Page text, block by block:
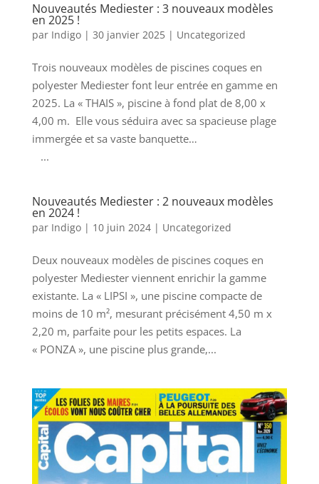
Nouveautés Mediester : 3 nouveaux modèles
en 2025 !
par Indigo| 30 janvier 2025| Uncategorized
Trois nouveaux modèles de piscines coques en
polyester Mediester font leur entrée en gamme en
2025. La « THAIS », piscine à fond plat de 8,00 x
4,00 m. Elle vous séduira avec sa spacieuse plage
immergée et sa vaste banquette…
...
Nouveautés Mediester : 2 nouveaux modèles
en 2024 !
par Indigo| 10 juin 2024| Uncategorized
Deux nouveaux modèles de piscines coques en
polyester Mediester viennent enrichir la gamme
existante. La « LIPSI », une piscine compacte de
moins de 10 m², mesurant précisément 4,50 m x
2,20 m, parfaite pour les petits espaces. La
« PONZA », une piscine plus grande,...